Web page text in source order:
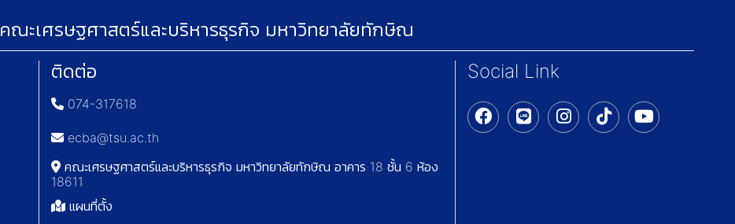
คณะเศรษฐศาสตร์และบริหารธุรกิจ มหาวิทยาลัยทักษิณ
ติดต่อ
074-317618
ecba@tsu.ac.th
คณะเศรษฐศาสตร์และบริหารธุรกิจ มหาวิทยาลัยทักษิณ อาคาร 18 ชั้น 6 ห้อง
18611
แผนที่ตั้ง
Social Link